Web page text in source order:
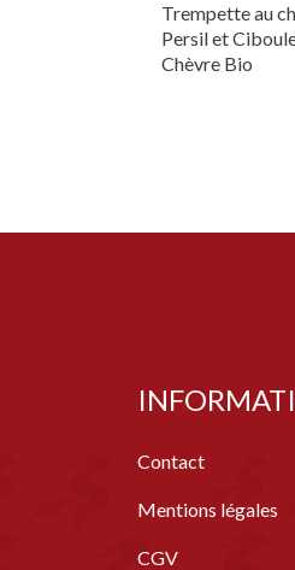
Trempette au
Persil et
Chèvre Bio
Contact
Mentions légales
CGV